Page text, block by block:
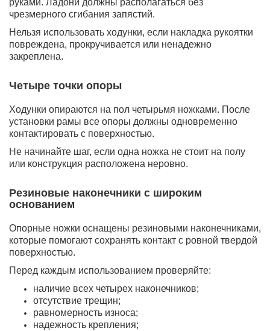
руками. Ладони должны располагаться без
чрезмерного сгибания запястий.
Нельзя использовать ходунки, если накладка рукоятки
повреждена, прокручивается или ненадежно
закреплена.
Четыре точки опоры
Ходунки опираются на пол четырьмя ножками. После
установки рамы все опоры должны одновременно
контактировать с поверхностью.
Не начинайте шаг, если одна ножка не стоит на полу
или конструкция расположена неровно.
Резиновые наконечники с широким
основанием
Опорные ножки оснащены резиновыми наконечниками,
которые помогают сохранять контакт с ровной твердой
поверхностью.
Перед каждым использованием проверяйте:
наличие всех четырех наконечников;
отсутствие трещин;
равномерность износа;
надежность крепления;